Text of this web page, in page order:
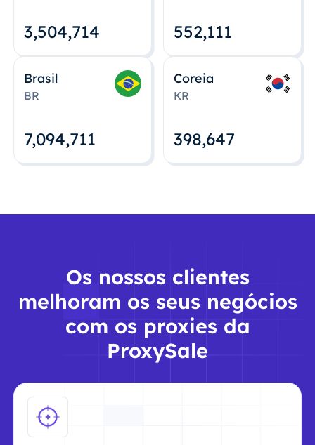
3,504,715 552,112
Brasil
BR
7,094,712
Coreia
KR
398,648
Os nossos clientes
melhoram os seus negócios
com os proxies da
ProxySale